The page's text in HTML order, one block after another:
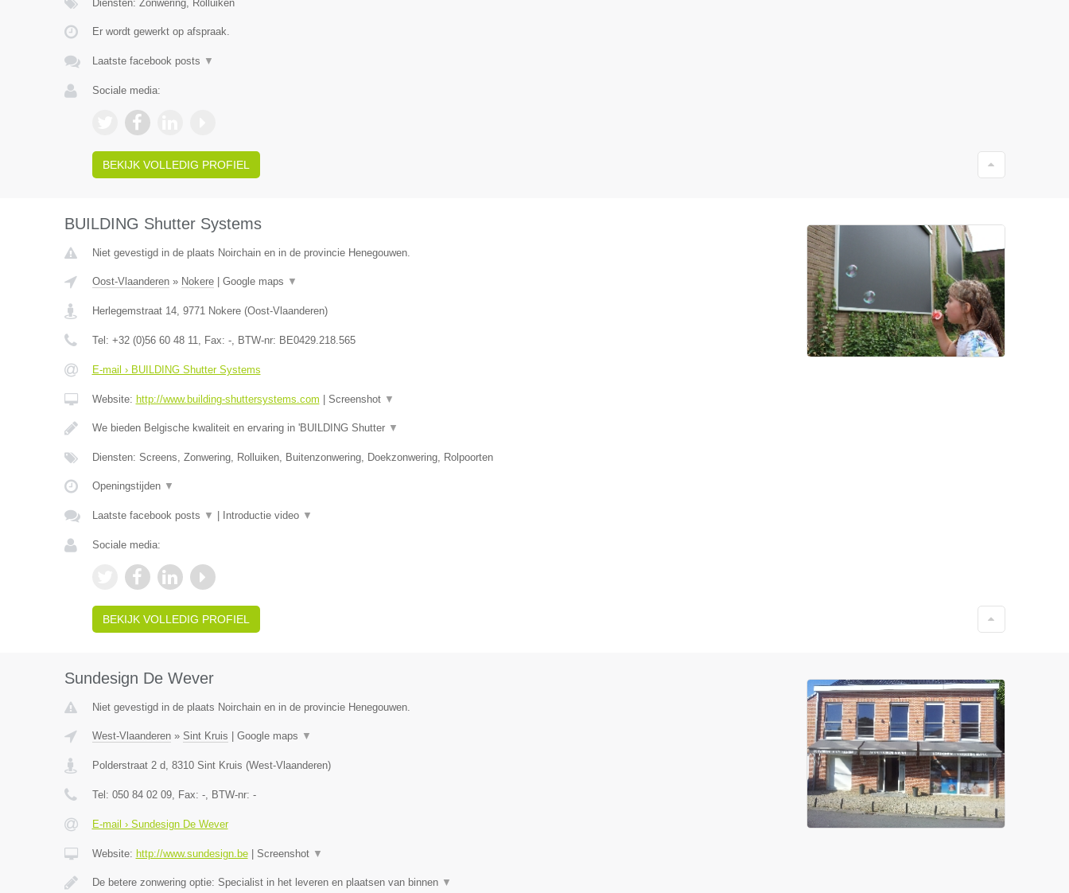
Diensten: Zonwering, Rolluiken
Er wordt gewerkt op afspraak.
Laatste facebook posts ▼
Sociale media:
BEKIJK VOLLEDIG PROFIEL
BUILDING Shutter Systems
Niet gevestigd in de plaats Noirchain en in de provincie Henegouwen.
Oost-Vlaanderen» Nokere| Google maps ▼
Herlegemstraat 14, 9771 Nokere(Oost-Vlaanderen)
Tel: +32 (0)56 60 48 11, Fax: -, BTW-nr: BE0429.218.565
E-mail › BUILDING Shutter Systems
Website: http://www.building-shuttersystems.com Screenshot ▼
We bieden Belgische kwaliteit en ervaring in 'BUILDING Shutter ▼
Diensten: Screens, Zonwering, Rolluiken, Buitenzonwering, Doekzonwering, Rolpoorten
Openingstijden ▼
Laatste facebook posts ▼ Introductie video ▼
Sociale media:
BEKIJK VOLLEDIG PROFIEL
Sundesign De Wever
Niet gevestigd in de plaats Noirchain en in de provincie Henegouwen.
West-Vlaanderen» Sint Kruis Google maps ▼
Polderstraat 2 d, 8310 Sint Kruis (West-Vlaanderen)
Tel: 050 84 02 09, Fax: -, BTW-nr: -
E-mail › Sundesign De Wever
Website: http://www.sundesign.be| Screenshot ▼
De betere zonwering optie: Specialist in het leveren en plaatsen van binnen ▼